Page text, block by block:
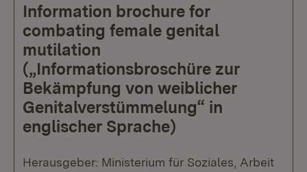
Information brochure for
combating female genital
mutilation
(„Informationsbroschüre zur
Bekämpfung von weiblicher
Genitalverstümmelung“ in
englischer Sprache)
Herausgeber: Ministerium für Soziales, Arbeit